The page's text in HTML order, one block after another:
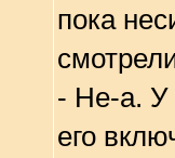
пока
- Не-а. У
его